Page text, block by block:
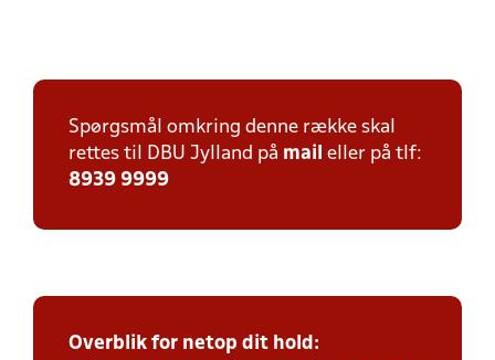
Spørgsmål omkring denne række skal
rettes til DBU Jylland på mail eller på tlf:
8939 9999
Overblik for netop dit hold: